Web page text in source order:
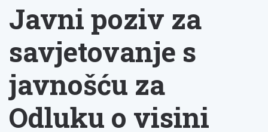
Javni poziv za
savjetovanje s
javnošću za
Odluku o visini